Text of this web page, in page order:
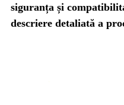
siguranța și
descriere detaliată a